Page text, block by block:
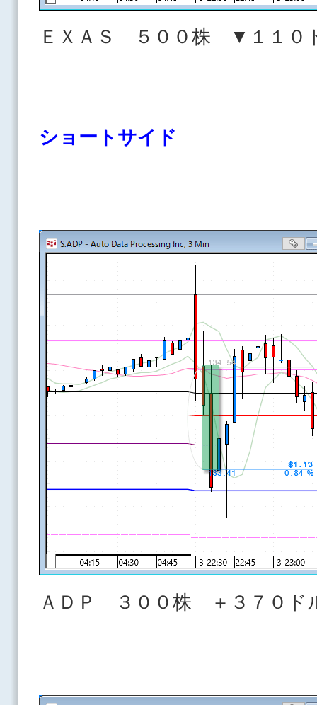
ＥＸＡＳ ５００株 ▼１１０
ショートサイド
ＡＤＰ ３００株 ＋３７０ド